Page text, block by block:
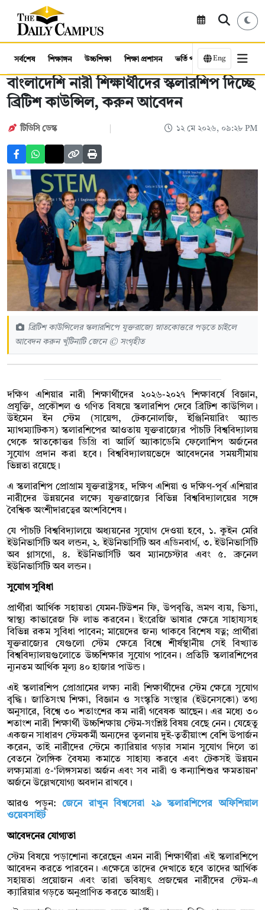
সর্বশেষ শিক্ষাঙ্গন উচ্চশিক্ষা শিক্ষা প্রশাসন ভর্তি পরীক্ষা কর্মসংস্থান
Eng
বাংলাদেশি নারী শিক্ষার্থীদের স্কলারশিপ দিচ্ছে
ব্রিটিশ কাউন্সিল, করুন আবেদন
টিডিসি ডেস্ক ১২ মে ২০২৬, ০৯:২৮ PM
ব্রিটিশ কাউন্সিলের স্কলারশিপে যুক্তরাজ্যে স্নাতকোত্তরে পড়তে চাইলে
আবেদন করুন খুঁটিনাটি জেনে © সংগৃহীত
দক্ষিণ এশিয়ার নারী শিক্ষার্থীদের ২০২৬-২০২৭ শিক্ষাবর্ষে বিজ্ঞান,
প্রযুক্তি, প্রকৌশল ও গণিত বিষয়ে স্কলারশিপ দেবে ব্রিটিশ কাউন্সিল।
উইমেন ইন স্টেম (সায়েন্স, টেকনোলজি, ইঞ্জিনিয়ারিং অ্যান্ড
ম্যাথম্যাটিকস) স্কলারশিপের আওতায় যুক্তরাজ্যের পাঁচটি বিশ্ববিদ্যালয়
থেকে স্নাতকোত্তর ডিগ্রি বা আর্লি অ্যাকাডেমি ফেলোশিপ অর্জনের
সুযোগ প্রদান করা হবে। বিশ্ববিদ্যালয়ভেদে আবেদনের সময়সীমায়
ভিন্নতা রয়েছে।
এ স্কলারশিপ প্রোগ্রাম যুক্তরাষ্ট্রসহ, দক্ষিণ এশিয়া ও দক্ষিণ-পূর্ব এশিয়ার
নারীদের উন্নয়নের লক্ষ্যে যুক্তরাজ্যের বিভিন্ন বিশ্ববিদ্যালয়ের সঙ্গে
বৈশ্বিক অংশীদারত্বের অংশবিশেষ।
যে পাঁচটি বিশ্ববিদ্যালয়ে অধ্যয়নের সুযোগ দেওয়া হবে, ১. কুইন মেরি
ইউনিভার্সিটি অব লন্ডন, ২. ইউনিভার্সিটি অব এডিনবার্গ, ৩. ইউনিভার্সিটি
অব গ্লাসগো, ৪. ইউনিভার্সিটি অব ম্যানচেস্টার এবং ৫. ব্রুনেল
ইউনিভার্সিটি অব লন্ডন।
সুযোগ সুবিধা
প্রার্থীরা আর্থিক সহায়তা যেমন-টিউশন ফি, উপবৃত্তি, ভ্রমণ ব্যয়, ভিসা,
স্বাস্থ্য কাভারেজ ফি লাভ করবেন। ইংরেজি ভাষার ক্ষেত্রে সাহায্যসহ
বিভিন্ন রকম সুবিধা পাবেন; মায়েদের জন্য থাকবে বিশেষ যত্ন; প্রার্থীরা
যুক্তরাজ্যের যেগুলো স্টেম ক্ষেত্রে বিশ্বে শীর্ষস্থানীয় সেই বিখ্যাত
বিশ্ববিদ্যালয়গুলোতে উচ্চশিক্ষার সুযোগ পাবেন। প্রতিটি স্কলারশিপের
ন্যূনতম আর্থিক মূল্য ৪০ হাজার পাউন্ড।
এই স্কলারশিপ প্রোগ্রামের লক্ষ্য নারী শিক্ষার্থীদের স্টেম ক্ষেত্রে সুযোগ
বৃদ্ধি। জাতিসংঘ শিক্ষা, বিজ্ঞান ও সংস্কৃতি সংস্থার (ইউনেসকো) তথ্য
অনুসারে, বিশ্বে ৩০ শতাংশের কম নারী গবেষক আছেন। এর মধ্যে ৩০
শতাংশ নারী শিক্ষার্থী উচ্চশিক্ষায় স্টেম-সংশ্লিষ্ট বিষয় বেছে নেন। যেহেতু
একজন সাধারণ স্টেমকর্মী অন্যদের তুলনায় দুই-তৃতীয়াংশ বেশি উপার্জন
করেন, তাই নারীদের স্টেমে ক্যারিয়ার গড়ার সমান সুযোগ দিলে তা
বেতনে লৈঙ্গিক বৈষম্য কমাতে সাহায্য করবে এবং টেকসই উন্নয়ন
লক্ষ্যমাত্রা ৫-‘লিঙ্গসমতা অর্জন এবং সব নারী ও কন্যাশিশুর ক্ষমতায়ন’
অর্জনে উল্লেখযোগ্য অবদান রাখবে।
আরও পড়ুন:জেনে রাখুন বিশ্বসেরা ২৯ স্কলারশিপের অফিশিয়াল
ওয়েবসাইট
আবেদনের যোগ্যতা
স্টেম বিষয়ে পড়াশোনা করেছেন এমন নারী শিক্ষার্থীরা এই স্কলারশিপে
আবেদন করতে পারবেন। এক্ষেত্রে তাদের দেখাতে হবে তাদের আর্থিক
সহায়তা প্রয়োজন এবং তারা ভবিষ্যৎ প্রজন্মের নারীদের স্টেম-এ
ক্যারিয়ার গড়তে অনুপ্রাণিত করতে আগ্রহী।